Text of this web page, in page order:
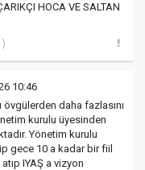
HOCA VE SALTAN
10:46
övgülerden daha fazlasını
kurulu üyesinden
Yönetim kurulu
gece 10 a kadar bir fiil
IYAŞ a vizyon